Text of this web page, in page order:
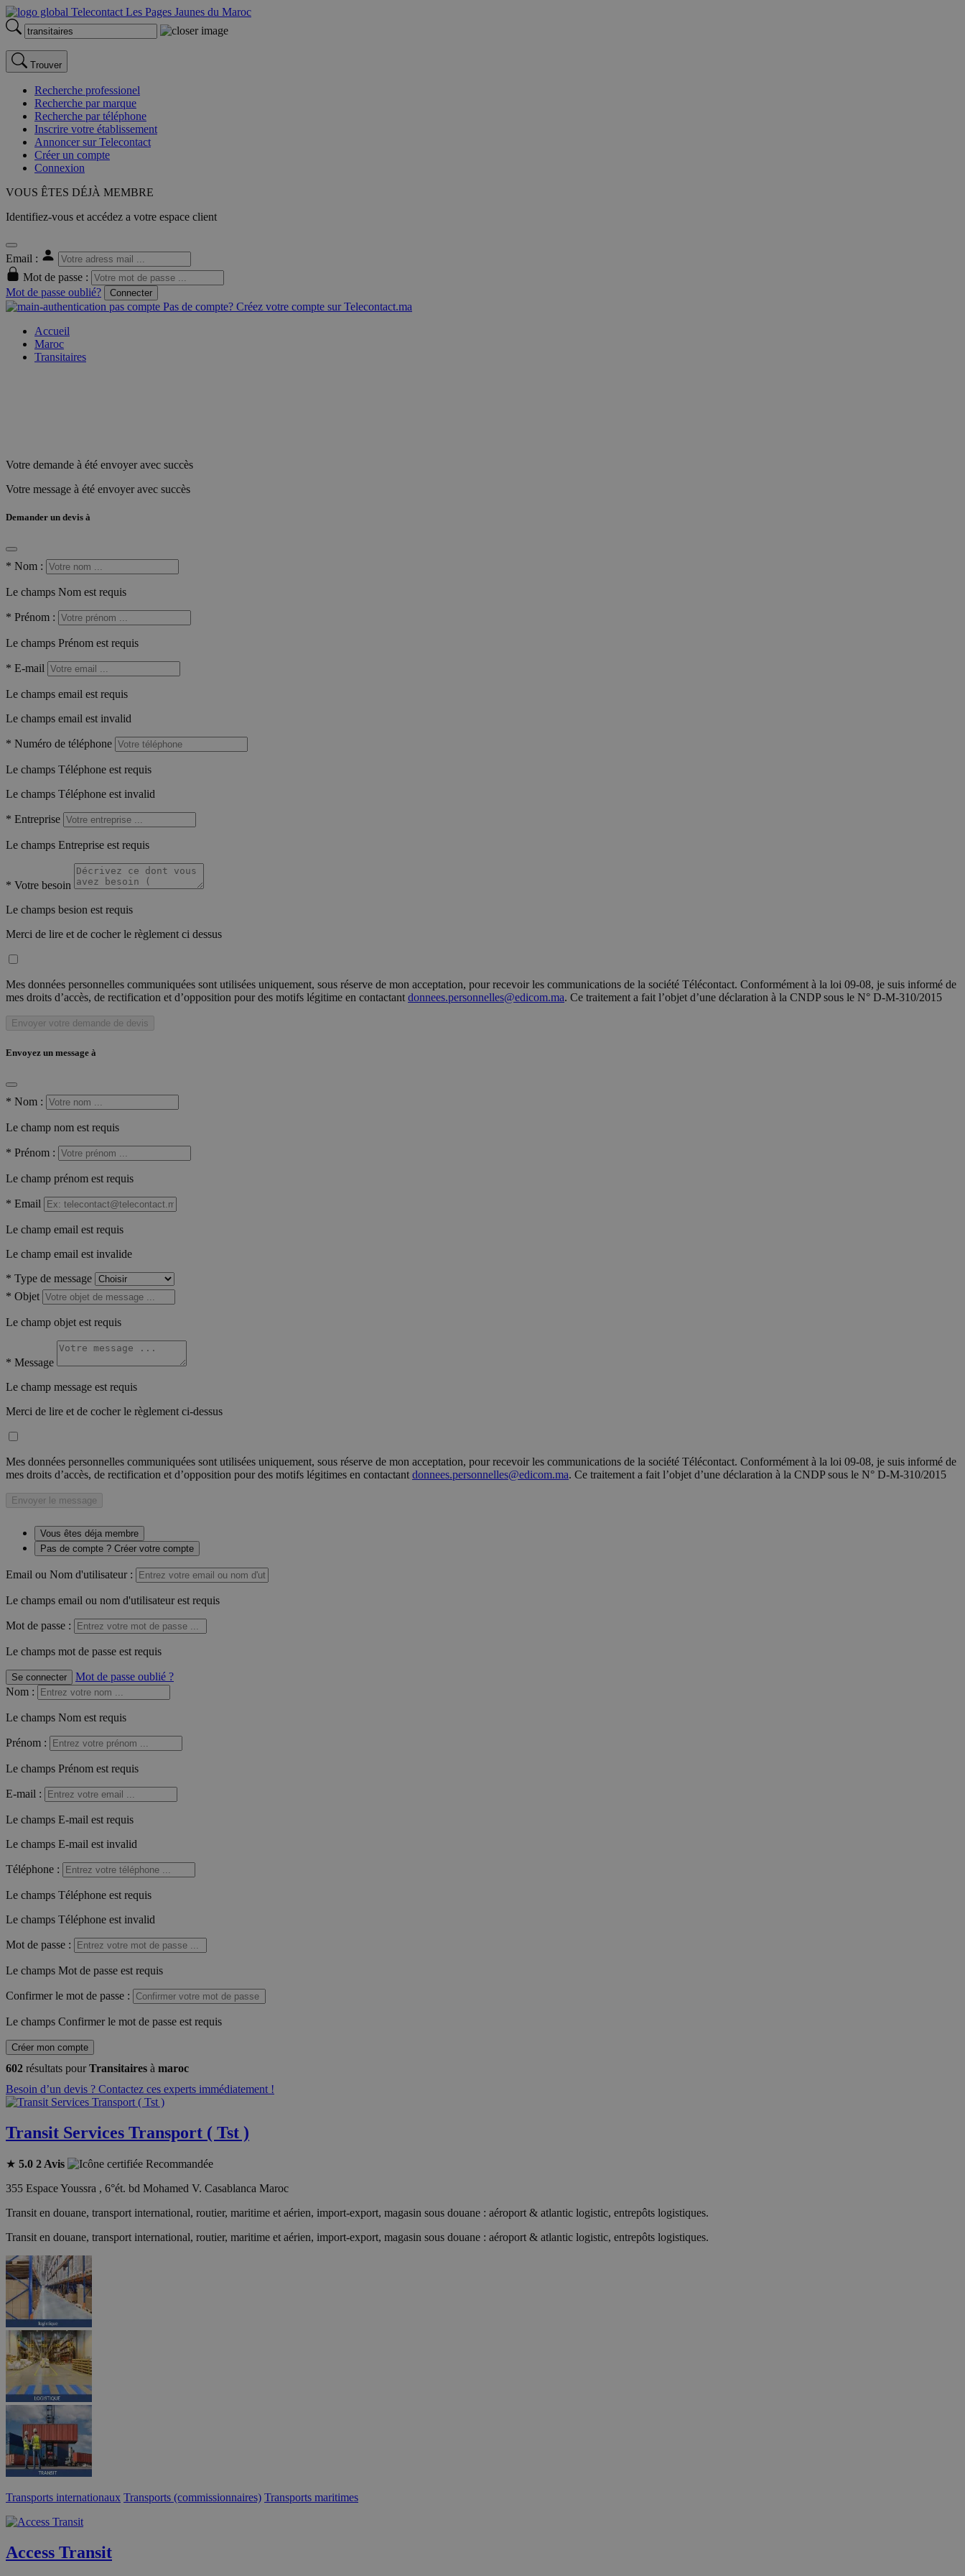
Trouver
Recherche professionel
Recherche par marque
Recherche par téléphone
Inscrire votre établissement
Annoncer sur Telecontact
Créer un compte
Connexion
VOUS ÊTES DÉJÀ MEMBRE
Identifiez-vous et accédez a votre espace client
Email :
Mot de passe :
Mot de passe oublié?
Connecter
Pas de compte? Créez votre compte sur Telecontact.ma
Accueil
Maroc
Transitaires
Votre demande à été envoyer avec succès
Votre message à été envoyer avec succès
Demander un devis à
* Nom :
Le champs Nom est requis
* Prénom :
Le champs Prénom est requis
* E-mail
Le champs email est requis
Le champs email est invalid
* Numéro de téléphone
Le champs Téléphone est requis
Le champs Téléphone est invalid
* Entreprise
Le champs Entreprise est requis
* Votre besoin
Le champs besion est requis
Merci de lire et de cocher le règlement ci dessus
Mes données personnelles communiquées sont utilisées uniquement, sous réserve de mon acceptation, pour recevoir les communications de la société Télécontact. Conformément à la loi 09-08, je suis informé de
mes droits d’accès, de rectification et d’opposition pour des motifs légitime en contactant donnees.personnelles@edicom.ma. Ce traitement a fait l’objet d’une déclaration à la CNDP sous le N° D-M-310/2015
Envoyer votre demande de devis
Envoyez un message à
* Nom :
Le champ nom est requis
* Prénom :
Le champ prénom est requis
* Email
Le champ email est requis
Le champ email est invalide
* Type de message
* Objet
Le champ objet est requis
* Message
Le champ message est requis
Merci de lire et de cocher le règlement ci-dessus
Mes données personnelles communiquées sont utilisées uniquement, sous réserve de mon acceptation, pour recevoir les communications de la société Télécontact. Conformément à la loi 09-08, je suis informé de
mes droits d’accès, de rectification et d’opposition pour des motifs légitimes en contactant donnees.personnelles@edicom.ma. Ce traitement a fait l’objet d’une déclaration à la CNDP sous le N° D-M-310/2015
Envoyer le message
Vous êtes déja membre
Pas de compte ? Créer votre compte
Email ou Nom d'utilisateur :
Le champs email ou nom d'utilisateur est requis
Mot de passe :
Le champs mot de passe est requis
Se connecter
Mot de passe oublié ?
Nom :
Le champs Nom est requis
Prénom :
Le champs Prénom est requis
E-mail :
Le champs E-mail est requis
Le champs E-mail est invalid
Téléphone :
Le champs Téléphone est requis
Le champs Téléphone est invalid
Mot de passe :
Le champs Mot de passe est requis
Confirmer le mot de passe :
Le champs Confirmer le mot de passe est requis
Créer mon compte
602 résultats pourTransitaires à maroc
Besoin d’un devis ? Contactez ces experts immédiatement !
Transit Services Transport ( Tst )
★ 5.0 2 Avis
Recommandée
355 Espace Youssra , 6°ét. bd Mohamed V. Casablanca Maroc
Transit en douane, transport international, routier, maritime et aérien, import-export, magasin sous douane : aéroport & atlantic logistic, entrepôts logistiques.
Transit en douane, transport international, routier, maritime et aérien, import-export, magasin sous douane : aéroport & atlantic logistic, entrepôts logistiques.
Transports internationaux Transports (commissionnaires) Transports maritimes
Access Transit